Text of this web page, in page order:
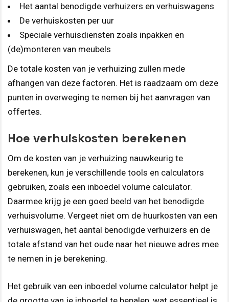
Het aantal benodigde verhuizers en verhuiswagens
De verhuiskosten per uur
Speciale verhuisdiensten zoals inpakken en
(de)monteren van meubels
De totale kosten van je verhuizing zullen mede
afhangen van deze factoren. Het is raadzaam om deze
punten in overweging te nemen bij het aanvragen van
offertes.
Hoe verhuiskosten berekenen
Om de kosten van je verhuizing nauwkeurig te
berekenen, kun je verschillende tools en calculators
gebruiken, zoals een inboedel volume calculator.
Daarmee krijg je een goed beeld van het benodigde
verhuisvolume. Vergeet niet om de huurkosten van een
verhuiswagen, het aantal benodigde verhuizers en de
totale afstand van het oude naar het nieuwe adres mee
te nemen in je berekening.
Het gebruik van een inboedel volume calculator helpt je